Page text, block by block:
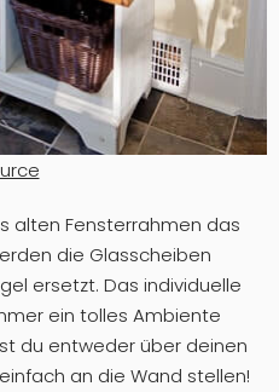
alten Fensterrahmen das
die Glasscheiben
ersetzt. Das individuelle
ein tolles Ambiente
du entweder über deinen
an die Wand stellen!